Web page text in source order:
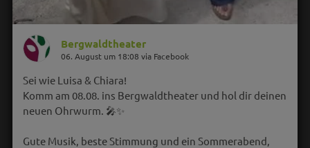
Bergwaldtheater
06. August um 18:08 via Facebook
Sei wie Luisa & Chiara!
Komm am 08.08. ins Bergwaldtheater und hol dir deinen
neuen Ohrwurm. 🎤✨
Gute Musik, beste Stimmung und ein Sommerabend,